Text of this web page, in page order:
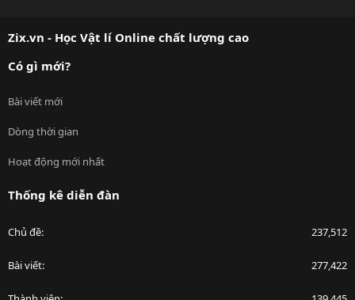
Zix.vn - Học Vật lí Online chất lượng cao
Có gì mới?
Bài viết mới
Dòng thời gian
Hoạt động mới nhất
Thống kê diễn đàn
Chủ đề 237,512
Bài viết 277,422